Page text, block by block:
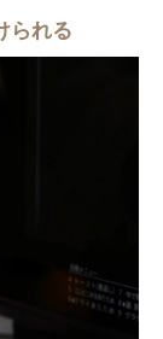
られる